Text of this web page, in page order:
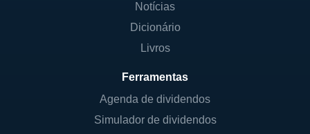
Notícias
Dicionário
Livros
Ferramentas
Agenda de dividendos
Simulador de dividendos